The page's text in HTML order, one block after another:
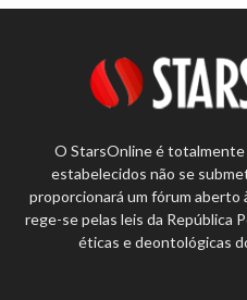
O StarsOnline é
estabelecidos não se
proporcionará um fórum aberto
rege-se pelas leis da República
éticas e deontológicas